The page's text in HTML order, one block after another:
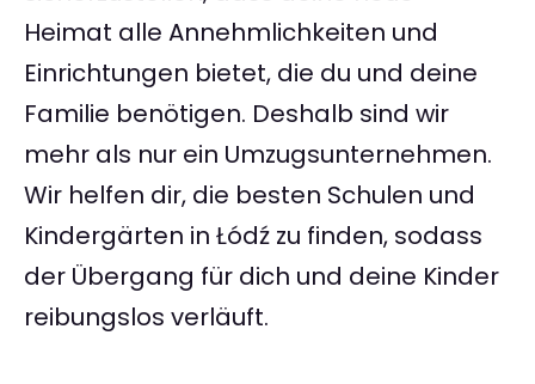
Heimat alle Annehmlichkeiten und
Einrichtungen bietet, die du und deine
Familie benötigen. Deshalb sind wir
mehr als nur ein Umzugsunternehmen.
Wir helfen dir, die besten Schulen und
Kindergärten in Łódź zu finden, sodass
der Übergang für dich und deine Kinder
reibungslos verläuft.